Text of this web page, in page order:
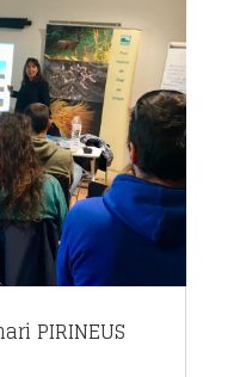
PIRINEUS